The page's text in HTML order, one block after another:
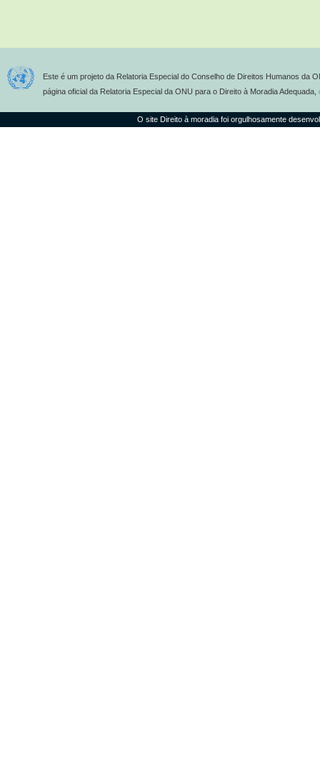
Este é um projeto da Relatoria Especial do Conselho de Direitos Humanos da
página oficial da Relatoria Especial da ONU para o Direito à Moradia Adequada,
O site Direito à moradia foi orgulhosamente